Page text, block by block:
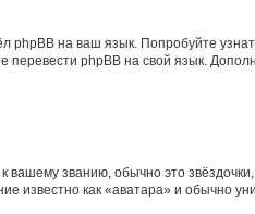
phpBB на ваш язык. Попробуйте
перевести phpBB на свой язык.
званию, обычно это
как «аватара» и обычно